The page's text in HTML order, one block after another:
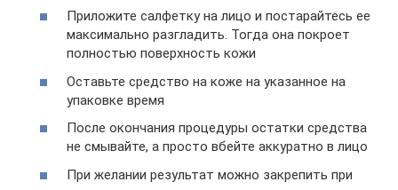
Приложите салфетку на лицо и постарайтесь ее
максимально разгладить. Тогда она покроет
полностью поверхность кожи
Оставьте средство на коже на указанное на
упаковке время
После окончания процедуры остатки средства
не смывайте, а просто вбейте аккуратно в лицо
При желании результат можно закрепить при